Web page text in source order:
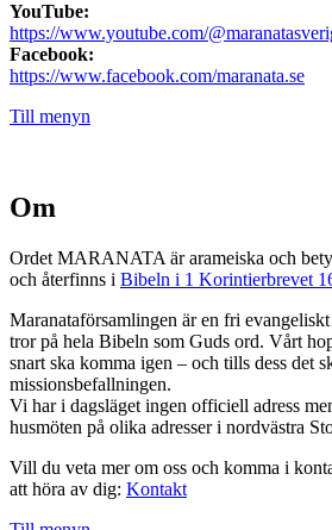
YouTube:
https://www.youtube.com/
Facebook:
https://www.facebook.com/maranata.se
Till menyn
Om
Ordet MARANATA är arameiska och
och återfinns i Bibeln i 1 Korintierbrevet
Maranataförsamlingen är en fri
tror på hela Bibeln som Guds ord. Vårt
snart ska komma igen – och tills dess det
missionsbefallningen.
Vi har i dagsläget ingen officiell adress
husmöten på olika adresser i nordvästra
Vill du veta mer om oss och komma i
att höra av dig: Kontakt